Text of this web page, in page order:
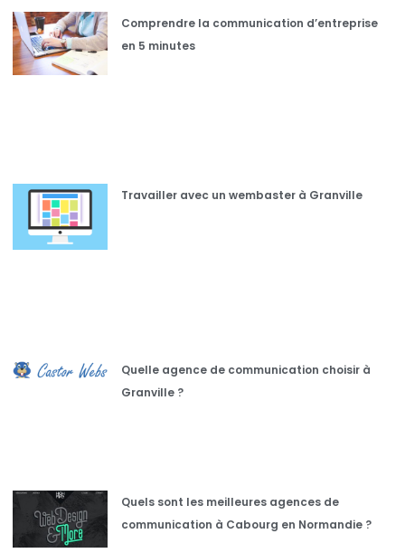
Comprendre la communication d’entreprise
en 5 minutes
Travailler avec un wembaster à Granville
Quelle agence de communication choisir à
Granville ?
Quels sont les meilleures agences de
communication à Cabourg en Normandie ?